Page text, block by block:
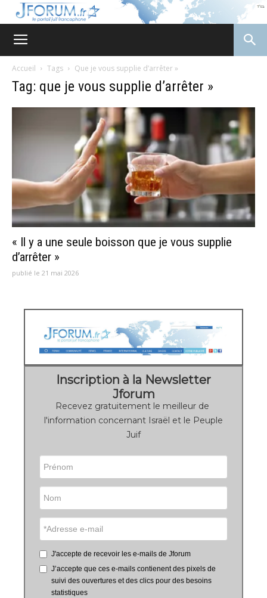
Accueil Tags Que je vous supplie d’arrêter »
Tag: que je vous supplie d’arrêter »
« Il y a une seule boisson que je vous supplie
d’arrêter »
publié le 21 mai 2026
Inscription à la Newsletter
Jforum
Recevez gratuitement le meilleur de
l'information concernant Israël et le Peuple
Juif
J'accepte de recevoir les e-mails de Jforum
J’accepte que ces e-mails contienent des pixels de
suivi des ouvertures et des clics pour des besoins
statistiques